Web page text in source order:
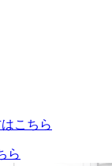
こちら
ら